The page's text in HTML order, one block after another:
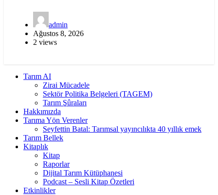
admin
Ağustos 8, 2026
2 views
Tarım AI
Zirai Mücadele
Sektör Politika Belgeleri (TAGEM)
Tarım Şûraları
Hakkımızda
Tarıma Yön Verenler
Seyfettin Batal: Tarımsal yayıncılıkta 40 yıllık emek
Tarım Bellek
Kitaplık
Kitap
Raporlar
Dijital Tarım Kütüphanesi
Podcast – Sesli Kitap Özetleri
Etkinlikler